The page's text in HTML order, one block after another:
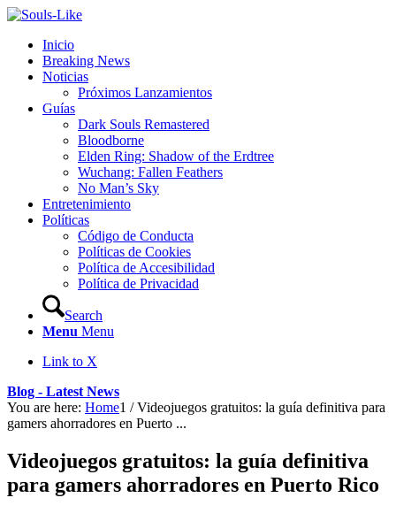
Inicio
Breaking News
Noticias
Próximos Lanzamientos
Guías
Dark Souls Remastered
Bloodborne
Elden Ring: Shadow of the Erdtree
Wuchang: Fallen Feathers
No Man’s Sky
Entretenimiento
Políticas
Código de Conducta
Políticas de Cookies
Política de Accesibilidad
Política de Privacidad
Search
Menu Menu
Link to X
Blog - Latest News
You are here: Home1 / Videojuegos gratuitos: la guía definitiva para
gamers ahorradores en Puerto ...
Videojuegos gratuitos: la guía definitiva
para gamers ahorradores en Puerto Rico